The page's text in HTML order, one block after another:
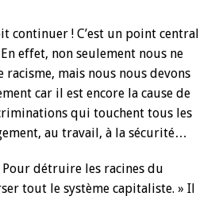
continuer ! C’est un point central
effet, non seulement nous ne
mais nous nous devons
car il est encore la cause de
qui touchent tous les
au travail, à la sécurité…
Pour détruire les racines du
tout le système capitaliste. » Il